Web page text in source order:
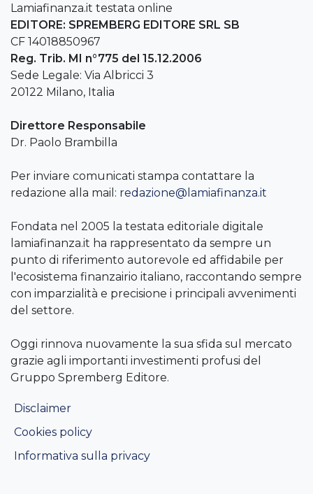
Lamiafinanza.it testata online
EDITORE: SPREMBERG EDITORE SRL SB
CF 14018850967
Reg. Trib. MI n°775 del 15.12.2006
Sede Legale: Via Albricci 3
20122 Milano, Italia
Direttore Responsabile
Dr. Paolo Brambilla
Per inviare comunicati stampa contattare la
redazione alla mail: redazione@lamiafinanza.it
Fondata nel 2005 la testata editoriale digitale
lamiafinanza.it ha rappresentato da sempre un
punto di riferimento autorevole ed affidabile per
l'ecosistema finanzairio italiano, raccontando sempre
con imparzialità e precisione i principali avvenimenti
del settore.
Oggi rinnova nuovamente la sua sfida sul mercato
grazie agli importanti investimenti profusi del
Gruppo Spremberg Editore.
Disclaimer
Cookies policy
Informativa sulla privacy